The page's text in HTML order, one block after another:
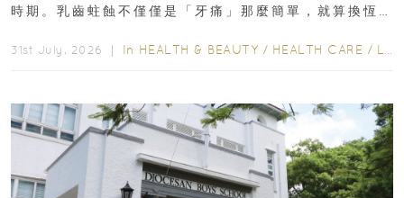
時期。乳齒蛀蝕不僅僅是「牙痛」那麼簡單，就算換恆
31st July, 2026 ｜ In HEALTH & BEAUTY / HEALTH CARE / LIFESTYLE